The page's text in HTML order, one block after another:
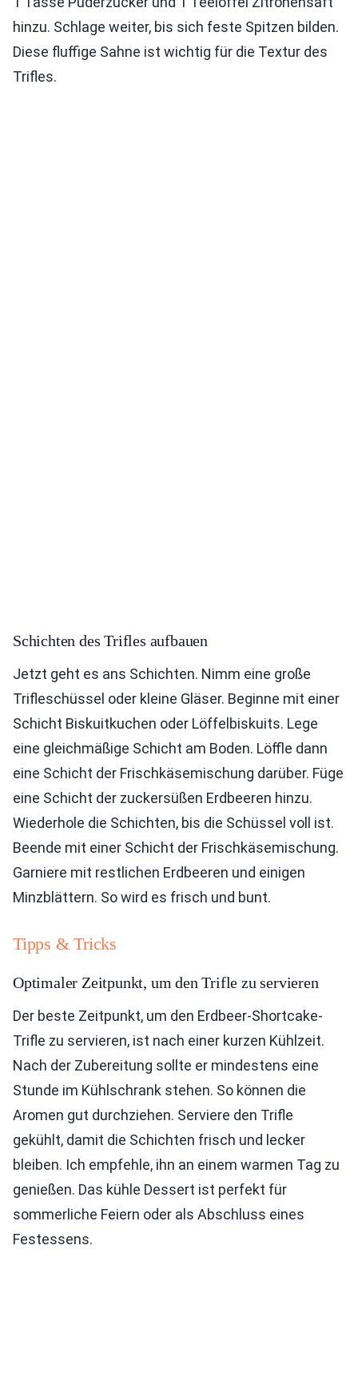
hinzu. Schlage weiter, bis sich feste Spitzen bilden.
Diese fluffige Sahne ist wichtig für die Textur des
Trifles.
Schichten des Trifles aufbauen
Jetzt geht es ans Schichten. Nimm eine große
Trifleschüssel oder kleine Gläser. Beginne mit einer
Schicht Biskuitkuchen oder Löffelbiskuits. Lege
eine gleichmäßige Schicht am Boden. Löffle dann
eine Schicht der Frischkäsemischung darüber. Füge
eine Schicht der zuckersüßen Erdbeeren hinzu.
Wiederhole die Schichten, bis die Schüssel voll ist.
Beende mit einer Schicht der Frischkäsemischung.
Garniere mit restlichen Erdbeeren und einigen
Minzblättern. So wird es frisch und bunt.
Tipps & Tricks
Optimaler Zeitpunkt, um den Trifle zu servieren
Der beste Zeitpunkt, um den Erdbeer-Shortcake-
Trifle zu servieren, ist nach einer kurzen Kühlzeit.
Nach der Zubereitung sollte er mindestens eine
Stunde im Kühlschrank stehen. So können die
Aromen gut durchziehen. Serviere den Trifle
gekühlt, damit die Schichten frisch und lecker
bleiben. Ich empfehle, ihn an einem warmen Tag zu
genießen. Das kühle Dessert ist perfekt für
sommerliche Feiern oder als Abschluss eines
Festessens.